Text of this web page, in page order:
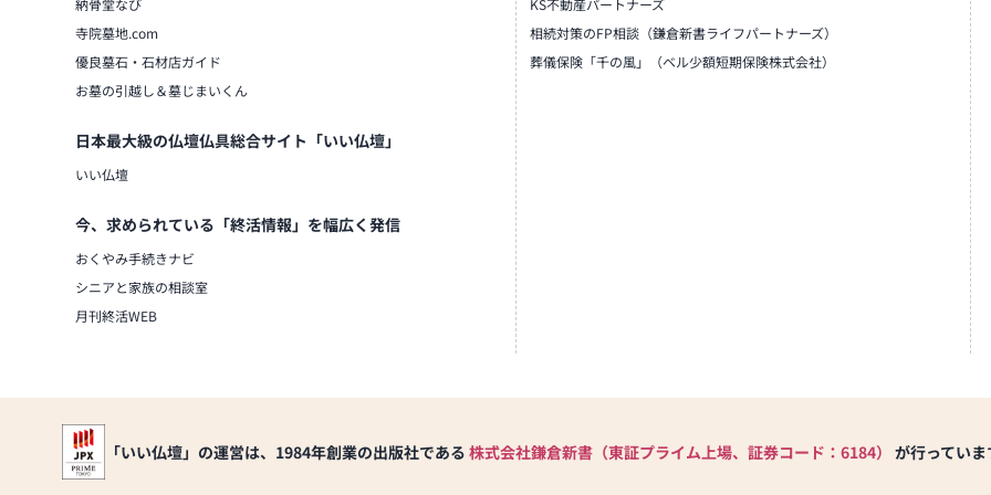
納骨堂なび
寺院墓地.com
優良墓石・石材店ガイド
お墓の引越し＆墓じまいくん
日本最大級の仏壇仏具総合サイト「いい仏壇」
いい仏壇
今、求められている「終活情報」を幅広く発信
おくやみ手続きナビ
シニアと家族の相談室
月刊終活WEB
KS不動産パートナーズ
相続対策のFP相談（鎌倉新書ライフパートナーズ）
葬儀保険「千の風」（ベル少額短期保険株式会社）
「いい仏壇」の運営は、1984年創業の出版社である 株式会社鎌倉新書（東証プライム上場、証券コード：6184） が行っていま